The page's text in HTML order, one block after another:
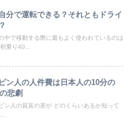
分で運転できる？それともドライ
中で移動する際に最もよく使われているのは
乗り40...
ン人の人件費は日本人の10分の
悲劇
ン人の貧富の差が どのくらいあるか知って